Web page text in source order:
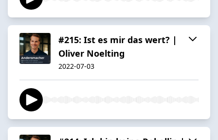
#215: Ist es mir das wert? |
Oliver Noelting
2022-07-03